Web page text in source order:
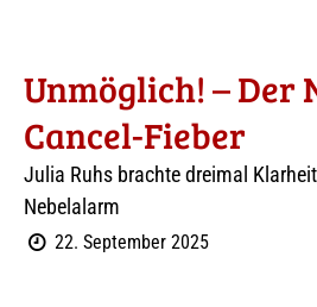
Unmöglich! – Der
Cancel-Fieber
Julia Ruhs brachte dreimal
Nebelalarm
22. September 2025